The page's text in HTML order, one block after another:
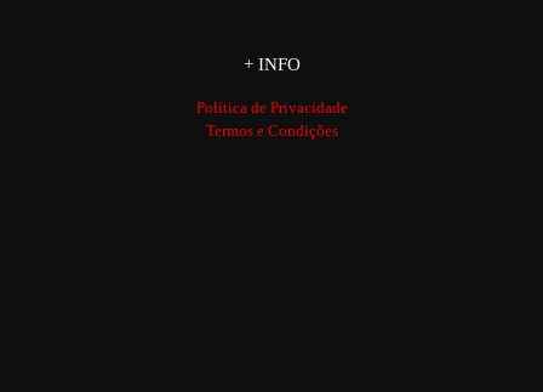
+ INFO
Política de Privacidade
Termos e Condições